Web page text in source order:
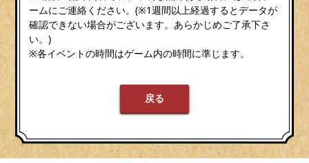
ームにご連絡ください。(※1週間以上経過するとデータが
確認できない場合がございます。あらかじめご了承下さ
い。)
※各イベントの時間はゲーム内の時間に準じます。
戻る